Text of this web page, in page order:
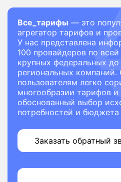
Все_тарифы — это
агрегатор тарифов и
У нас представлена
100 провайдеров по
крупных федеральных
региональных компаний.
пользователям легко
многообразии тарифов и
обоснованный выбор
потребностей и бюджета
Заказать обратный